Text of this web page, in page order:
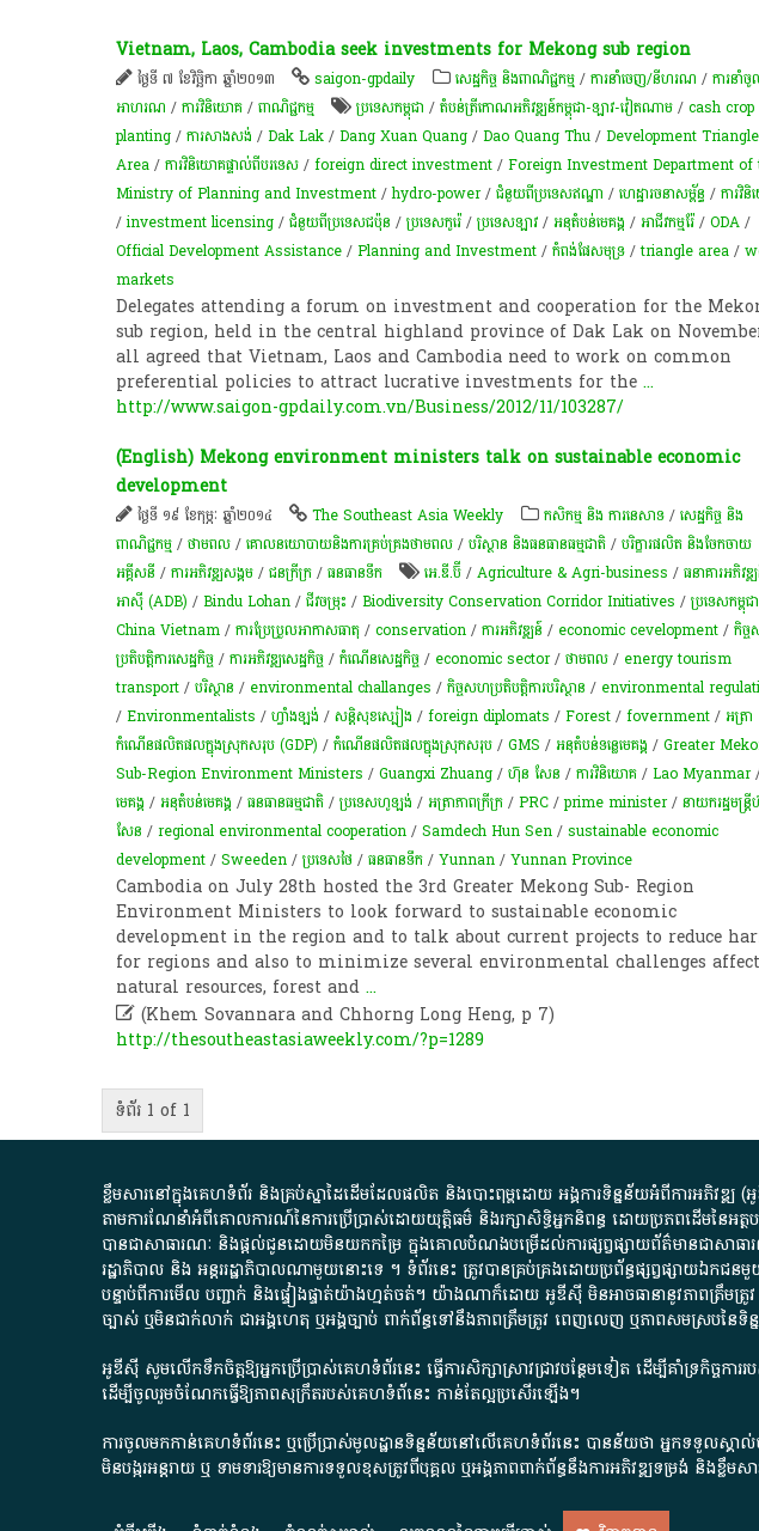
Vietnam, Laos, Cambodia seek investments for Mekong sub region
ថ្ងៃទី ៧ ខែវិច្ឆិកា ឆ្នាំ២០១៣ saigon-gpdaily សេដ្ឋកិច្ច និងពាណិជ្ជកម្ម/ការនាំចេញ/នីហរណ /ការនាំ
អាហរណ /ការវិនិយោគ/ពាណិជ្ជកម្ម ប្រទេសកម្ពុជា /តំបន់ត្រីកោណអភិវឌ្ឍន៍កម្ពុជា-ឡាវ-វៀតណាម/cash crop
planting/ការសាងសង់ /Dak Lak/Dang Xuan Quang/Dao Quang Thu/Development Triangle
Area/ការវិនិយោគផ្ទាល់ពីបរទេស/foreign direct investment/Foreign Investment Department of
Ministry of Planning and Investment/hydro-power/ជំនួយពីប្រទេសឥណ្ឌា /ហេដ្ឋារចនាសម្ព័ន្ធ /ការវិ
/investment licensing/ជំនួយពីប្រទេសជប៉ុន /ប្រទេសកូរ៉េ/ប្រទេសឡាវ/​អនុ​តំបន់​មេគង្គ /អាជីវកម្ម​រ៉ែ​/ODA/
Official Development Assistance/Planning and Investment/កំពង់ផែសមុទ្រ/triangle area/
markets
Delegates attending a forum on investment and cooperation for the
sub region, held in the central highland province of Dak Lak on
all agreed that Vietnam, Laos and Cambodia need to work on common
preferential policies to attract lucrative investments for the ...
http://www.saigon-gpdaily.com.vn/Business/2012/11/103287/
(English) Mekong environment ministers talk on sustainable economic
development
ថ្ងៃទី ១៩ ខែកុម្ភៈ ឆ្នាំ២០១៤ The Southeast Asia Weekly កសិកម្ម​ និង​ ការ​នេ​សាទ​/សេដ្ឋកិច្ច និង
ពាណិជ្ជកម្ម/ថាមពល/គោលនយោបាយ​និង​ការគ្រប់គ្រង​ថាមពល/បរិស្ថាន និងធនធានធម្មជាតិ/បរិក្ខារផលិត និងចែកចាយ
អគ្គីសនី /ការ​អភិវឌ្ឍ​សង្គម/ជនក្រីក្រ/​ធនធាន​ទឹក​ អេ.ឌី.ប៊ី/Agriculture & Agri-business /ធនាគារអភិវឌ្
អាស៊ី (ADB) /Bindu Lohan/ជីវចម្រុះ /Biodiversity Conservation Corridor Initiatives /ប្រទេសកម្ពុជា
China Vietnam/ការប្រែប្រួលអាកាសធាតុ/conservation/ការអភិវឌ្ឍន៍/ economic cevelopment/កិច្
ប្រតិបត្តិការសេដ្ឋកិច្ច/ការ​អភិវឌ្ឍ​សេដ្ឋកិច្ច/កំណើន​សេដ្ឋកិច្ច/ economic sector/ថាមពល/ energy tourism
transport/​បរិស្ថាន / environmental challanges /កិច្ច​សហប្រតិបត្តិការ​បរិស្ថាន​ / environmental
/Environmentalists /ហ្វាំងឡង់ /សន្តិសុខ​ស្បៀង /foreign diplomats /Forest/fovernment/អត្រា​
កំណើន​ផលិតផល​ក្នុង​ស្រុក​សរុប​ (GDP)​ /កំណើនផលិតផលក្នុងស្រុកសរុប/GMS /អនុតំបន់ទន្លេមេគង្គ /Greater
Sub-Region Environment Ministers /Guangxi Zhuang/ហ៊ុន សែន /ការវិនិយោគ/Lao Myanmar
មេគង្គ /​អនុ​តំបន់​មេគង្គ /ធនធានធម្មជាតិ/ប្រទេសហូឡង់ /អត្រាភាពក្រីក្រ/PRC/prime minister/នាយករដ្ឋមន្ត្
សែន /regional environmental cooperation/Samdech Hun Sen/sustainable economic
development/Sweeden/ប្រទេសថៃ /​ធនធាន​ទឹក​/Yunnan/Yunnan Province
Cambodia on July 28th hosted the 3rd Greater Mekong Sub- Region
Environment Ministers to look forward to sustainable economic
development in the region and to talk about current projects to reduce
for regions and also to minimize several environmental challenges
natural resources, forest and ...
(Khem Sovannara and Chhorng Long Heng, p 7)
http://thesoutheastasiaweekly.com/?p=1289
ទំព័រ 1 of 1
ខ្លឹមសារ​នៅ​ក្នុង​គេហទំព័រ និង​គ្រប់​ស្នា​ដៃ​ដើម​ដែល​ផលិត​ និង​បោះពុម្ព​ដោយ​ អង្គការ​ទិន្នន័យ​អំពី​ការអភិវឌ្ឍ​​ (
តាមការ​ណែនាំ​អំពី​គោលការណ៍​នៃ​ការ​ប្រើប្រាស់​ដោយ​យុត្តិធម៌​ និង​រក្សាសិទ្ធិអ្នកនិពន្ធ ដោយ​ប្រភពដើម​នៃ​​
បានជា​សាធារណៈ​ និង​ផ្តល់​ជូន​ដោយ​មិន​យក​កម្រៃ​ ក្នុង​គោលបំណង​បម្រើ​ដល់ការ​ផ្សព្វផ្សាយ​ព័ត៌មាន​ជា​សាធារ
រដ្ឋាភិបាល​ និង ​អន្តររដ្ឋាភិបាល​ណាមួយ​នោះ​ទេ ​។​ ទំព័រ​នេះ​ ត្រូវ​បាន​គ្រប់គ្រង​ដោយ​ប្រព័ន្ធ​ផ្សព្វផ្ស
បន្ទាប់​ពី​ការ​មើល​ បញ្ជាក់​ និង​ផ្ទៀងផ្ទាត់​យ៉ាង​ហ្មត់ចត់​។​ យ៉ាងណា​ក៏​ដោយ​ អូ​ឌី​ស៊ី​ មិន​អាច​ធានា​នូវ​ភាព​ត្រឹមត្
ច្បាស់​ ឬ​មិន​ជាក់លាក់​ ជា​អង្គហេតុ​ ឬ​អង្គច្បាប់​ ពាក់ព័ន្ធ​ទៅ​នឹង​ភាព​ត្រឹមត្រូវ​ ពេញលេញ​ ឬ​ភាព​សម​ស្រប​
អូឌីស៊ី សូមលើកទឹកចិត្តឱ្យអ្នកប្រើប្រាស់គេហទំព័រនេះ ធ្វើការសិក្សាស្រាវជ្រាវបន្ថែមទៀត ដើម្បីគាំទ្រកិច្ច
ដើម្បីចូលរួមចំណែកធ្វើឱ្យភាពសុក្រឹតរបស់គេហទំព័នេះ កាន់តែល្អប្រសើរឡើង។
ការចូលមកកាន់គេហទំព័រនេះ ឬប្រើប្រាស់មូលដ្ឋានទិន្នន័យនៅលើគេហទំព័រនេះ បានន័យថា អ្នកទទួលស្
មិនបង្ករអន្តរាយ ឬ ទាមទារ​ឱ្យមានការទទួលខុស​ត្រូវពីបុគ្គល ឬអង្គភាពពាក់ព័ន្ធនឹងការអភិវឌ្ឍទម្រង់ និង